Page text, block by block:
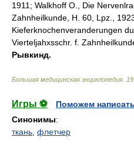
1911; Walkhoff O., Die
Zahnheilkunde, H. 60, Lpz.,
Kieferknochenveranderungen
Vierteljahxsschr. f.
Рывкинд.
Большая медицинская энциклопедия
Игры ⚽
Поможем
Синонимы:
ткань флетчер